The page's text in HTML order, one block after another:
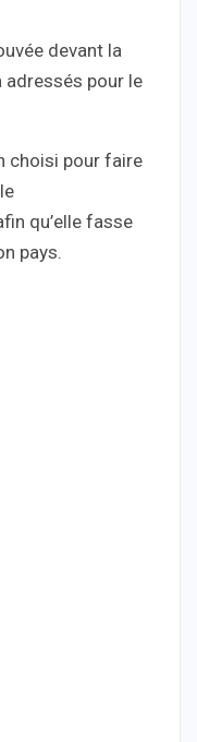
devant la
adressés pour le
choisi pour faire
qu’elle fasse
pays.